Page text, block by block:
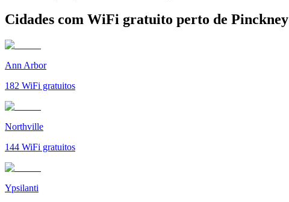
Cidades com WiFi gratuito perto de Pinckney
Ann Arbor
182 WiFi gratuitos
Northville
144 WiFi gratuitos
Ypsilanti